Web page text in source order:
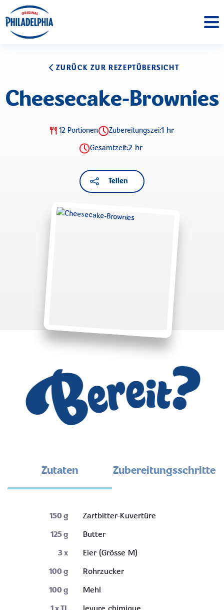
ZURÜCK ZUR REZEPTÜBERSICHT
Cheesecake-Brownies
12 Portionen Zubereitungszei:1 hr
Gesamtzeit:2 hr
Teilen
Zutaten Zubereitungsschritte
150g
Zartbitter-Kuvertüre
125g
Butter
3x
Eier (Grösse M)
100g
Rohrzucker
100g
Mehl